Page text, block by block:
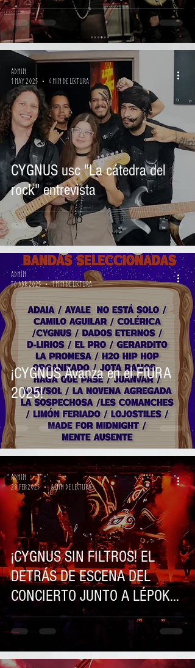
CYGNUS usc "La cátedra del
rock" entrevista
Admin
1 may 2025
4 min de lectura
¡CYGNUS Avanza en el FIURA
2025!
Admin
30 abr 2025
1 min de lectura
¡CYGNUS SIN FILTROS! EL
DETRÁS DE ESCENA DEL
CONCIERTO JUNTO A LÉPOKA
Y JOSÉ ANDRËA
Admin
28 feb 2025
6 min de lectura